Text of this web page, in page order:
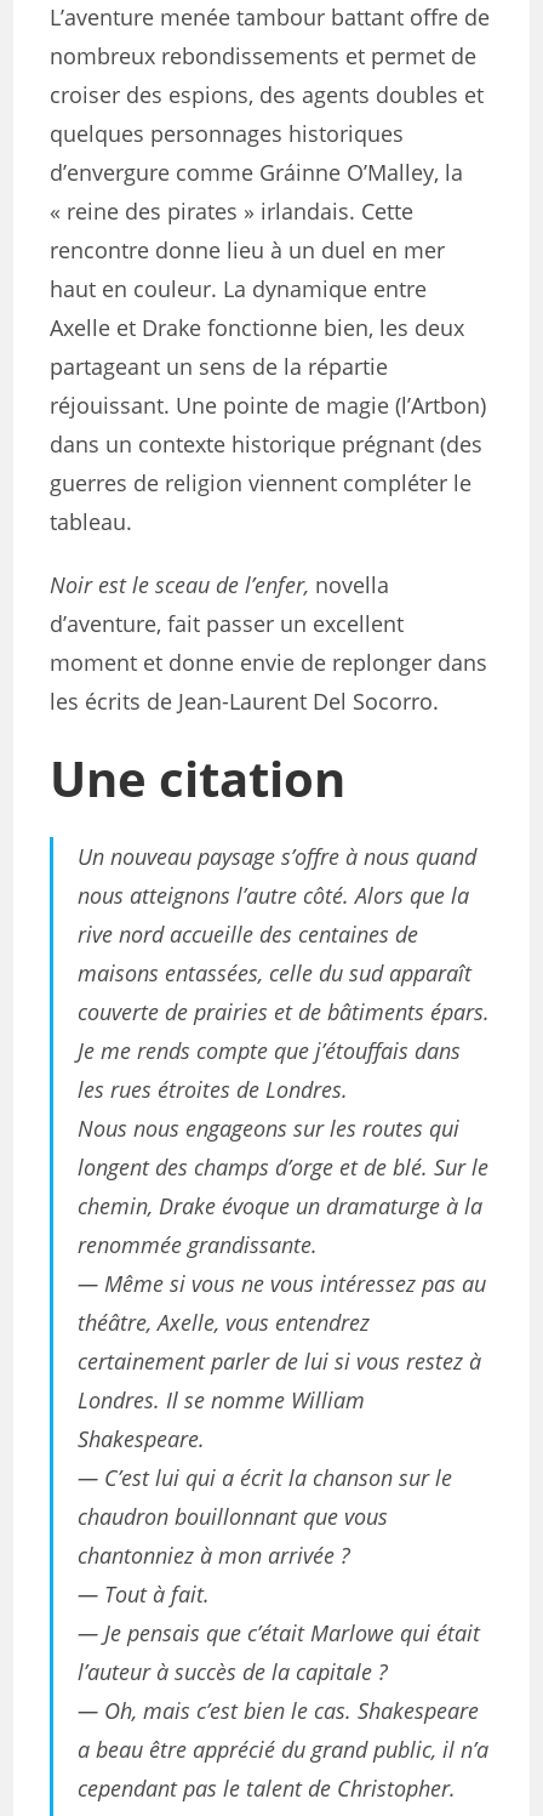
L’aventure menée tambour battant offre de
nombreux rebondissements et permet de
croiser des espions, des agents doubles et
quelques personnages historiques
d’envergure comme Gráinne O’Malley, la
« reine des pirates » irlandais. Cette
rencontre donne lieu à un duel en mer
haut en couleur. La dynamique entre
Axelle et Drake fonctionne bien, les deux
partageant un sens de la répartie
réjouissant. Une pointe de magie (l’Artbon)
dans un contexte historique prégnant (des
guerres de religion viennent compléter le
tableau.
Noir est le sceau de l’enfer, novella
d’aventure, fait passer un excellent
moment et donne envie de replonger dans
les écrits de Jean-Laurent Del Socorro.
Une citation
Un nouveau paysage s’offre à nous quand
nous atteignons l’autre côté. Alors que la
rive nord accueille des centaines de
maisons entassées, celle du sud apparaît
couverte de prairies et de bâtiments épars.
Je me rends compte que j’étouffais dans
les rues étroites de Londres.
Nous nous engageons sur les routes qui
longent des champs d’orge et de blé. Sur le
chemin, Drake évoque un dramaturge à la
renommée grandissante.
— Même si vous ne vous intéressez pas au
théâtre, Axelle, vous entendrez
certainement parler de lui si vous restez à
Londres. Il se nomme William
Shakespeare.
— C’est lui qui a écrit la chanson sur le
chaudron bouillonnant que vous
chantonniez à mon arrivée ?
— Tout à fait.
— Je pensais que c’était Marlowe qui était
l’auteur à succès de la capitale ?
— Oh, mais c’est bien le cas. Shakespeare
a beau être apprécié du grand public, il n’a
cependant pas le talent de Christopher.